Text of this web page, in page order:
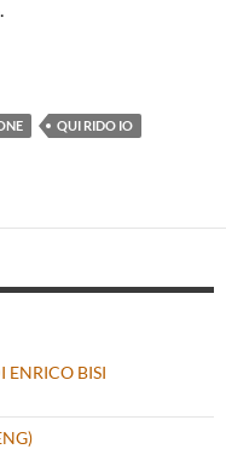
DI MARIO MARTONE
QUI RIDO IO
ENRICO BISI